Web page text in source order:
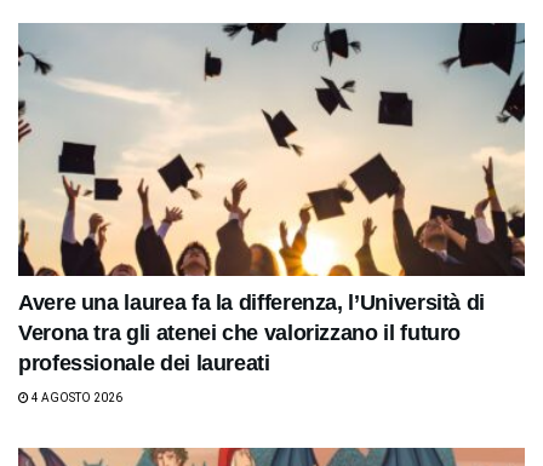
Avere una laurea fa la differenza, l’Università di
Verona tra gli atenei che valorizzano il futuro
professionale dei laureati
4 AGOSTO 2026